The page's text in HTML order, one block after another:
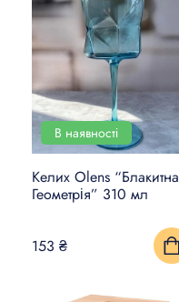
В наявності
Келих Olens “Блакитна
Геометрія” 310 мл
153 ₴